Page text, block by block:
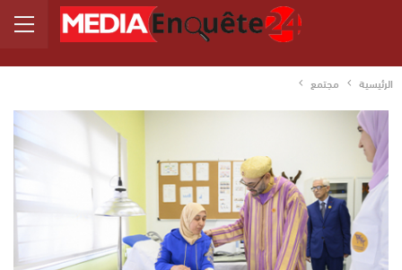
الرئيسية مجتمع